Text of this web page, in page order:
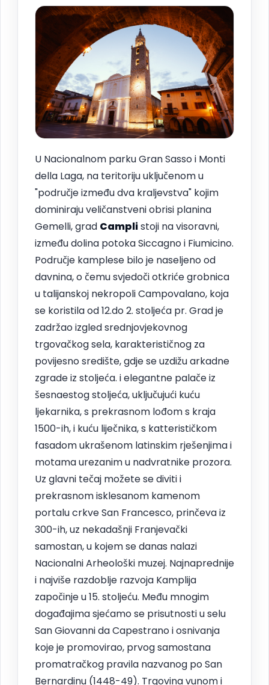
U Nacionalnom parku Gran Sasso i Monti
della Laga, na teritoriju uključenom u
"područje između dva kraljevstva" kojim
dominiraju veličanstveni obrisi planina
Gemelli, grad Camplistoji na visoravni,
između dolina potoka Siccagno i Fiumicino.
Područje kamplese bilo je naseljeno od
davnina, o čemu svjedoči otkriće grobnica
u talijanskoj nekropoli Campovalano, koja
se koristila od 12.do 2. stoljeća pr. Grad je
zadržao izgled srednjovjekovnog
trgovačkog sela, karakterističnog za
povijesno središte, gdje se uzdižu arkadne
zgrade iz stoljeća. i elegantne palače iz
šesnaestog stoljeća, uključujući kuću
ljekarnika, s prekrasnom lođom s kraja
1500-ih, i kuću liječnika, s katterističkom
fasadom ukrašenom latinskim rješenjima i
motama urezanim u nadvratnike prozora.
Uz glavni tečaj možete se diviti i
prekrasnom isklesanom kamenom
portalu crkve San Francesco, prinčeva iz
300-ih, uz nekadašnji Franjevački
samostan, u kojem se danas nalazi
Nacionalni Arheološki muzej. Najnaprednije
i najviše razdoblje razvoja Kamplija
započinje u 15. stoljeću. Među mnogim
događajima sjećamo se prisutnosti u selu
San Giovanni da Capestrano i osnivanja
koje je promovirao, prvog samostana
promatračkog pravila nazvanog po San
Bernardinu (1448-49). Trgovina vunom i